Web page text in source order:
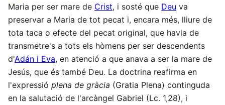
Maria per ser mare de Crist, i sosté que Deu va
preservar a Maria de tot pecat i, encara més, lliure de
tota taca o efecte del pecat original, que havia de
transmetre's a tots els hòmens per ser descendents
d'Adán i Eva, en atenció a que anava a ser la mare de
Jesús, que és també Deu. La doctrina reafirma en
l'expressió plena de gràcia (Gratia Plena) continguda
en la salutació de l'arcàngel Gabriel (Lc. 1,28), i